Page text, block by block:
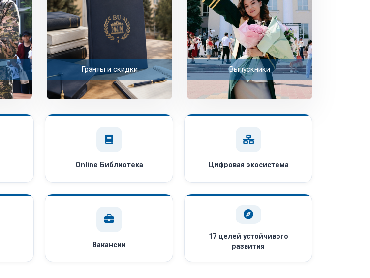
Гранты и скидки Выпускники
Online Библиотека Цифровая экосистема
Вакансии
17 целей устойчивого
развития